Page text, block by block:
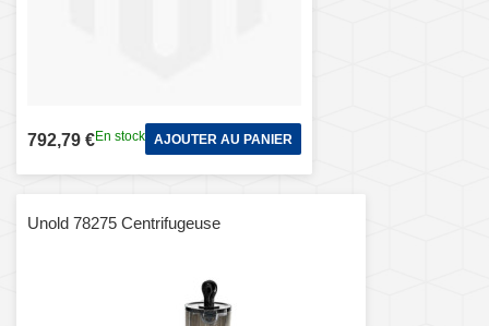
792,79 €En stock AJOUTER AU PANIER
Unold 78275 Centrifugeuse